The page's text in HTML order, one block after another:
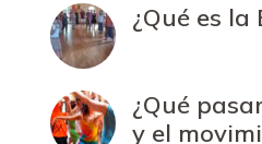
¿Qué es la
¿Qué
y el